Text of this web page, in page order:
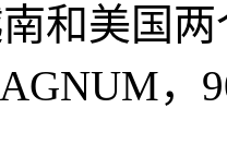
和美国
，